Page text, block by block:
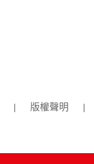
| 版權聲明 |